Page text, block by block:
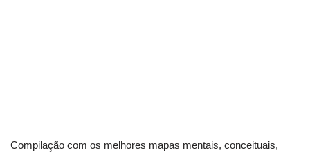
Compilação com os melhores mapas mentais, conceituais,